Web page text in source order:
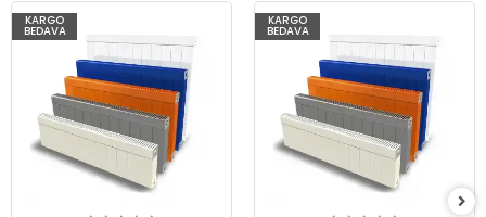
KARGO
BEDAVA
KARGO
BEDAVA